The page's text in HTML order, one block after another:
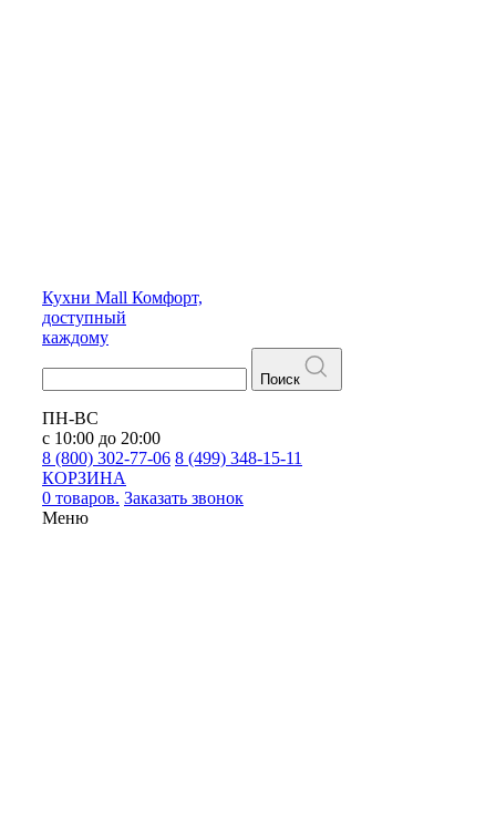
Кухни Mall Комфорт,
доступный
каждому
Поиск
ПН-ВС
с 10:00 до 20:00
8 (800) 302-77-06 8 (499) 348-15-11
КОРЗИНА
0 товаров. Заказать звонок
Меню